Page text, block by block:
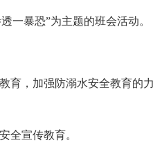
一暴恐”为主题的班会活动。
育，加强防溺水安全教育的力
全宣传教育。